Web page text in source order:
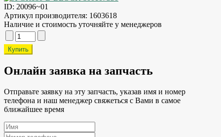
ID: 20096~01
Артикул производителя: 1603618
Наличие и стоимость уточняйте у менеджеров
Онлайн заявка на запчасть
Отправьте заявку на эту запчасть, указав имя и номер
телефона и наш менеджер свяжеться с Вами в самое
ближайшее время